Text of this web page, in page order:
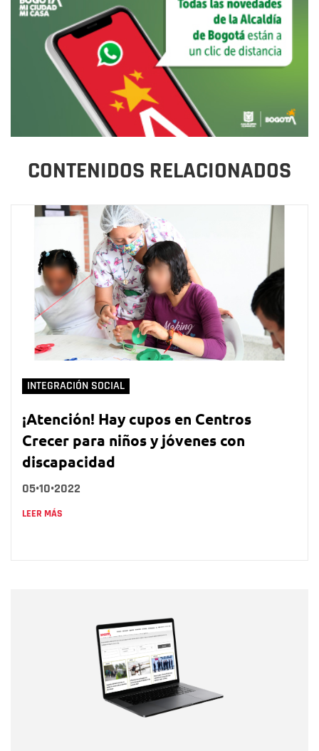
CONTENIDOS RELACIONADOS
INTEGRACIÓN SOCIAL
¡Atención! Hay cupos en Centros
Crecer para niños y jóvenes con
discapacidad
05•10•2022
LEER MÁS
Correo electrónico
Tipo de comentario